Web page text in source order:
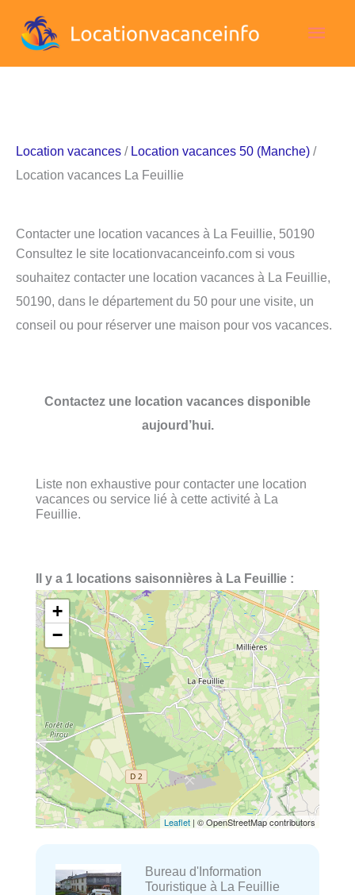
Location vacances / Location vacances 50 (Manche) /
Location vacances La Feuillie
Contacter une location vacances à La Feuillie, 50190
Consultez le site locationvacanceinfo.com si vous
souhaitez contacter une location vacances à La Feuillie,
50190, dans le département du 50 pour une visite, un
conseil ou pour réserver une maison pour vos vacances.
Contactez une location vacances disponible
aujourd’hui.
Liste non exhaustive pour contacter une location
vacances ou service lié à cette activité à La
Feuillie.
Il y a 1 locations saisonnières à La Feuillie :
+
−
Leaflet | © OpenStreetMap contributors
Bureau d'Information
Touristique à La Feuillie